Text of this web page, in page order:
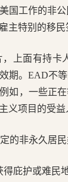
国工作的非
主特别的移民
上面有持卡
期。EAD不
如，一些正
义项目的受益
的非永久居
庇护或难民